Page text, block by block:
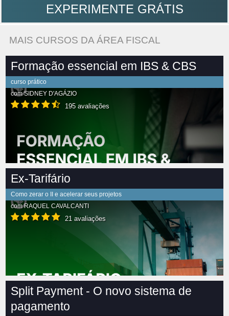
EXPERIMENTE GRÁTIS
MAIS CURSOS DA ÁREA FISCAL
Formação essencial em IBS & CBS
curso prático
comSIDNEY D'AGÁZIO
195 avaliações
Ex-Tarifário
Como zerar o II e acelerar seus projetos
comRAQUEL CAVALCANTI
21 avaliações
Split Payment - O novo sistema de
pagamento